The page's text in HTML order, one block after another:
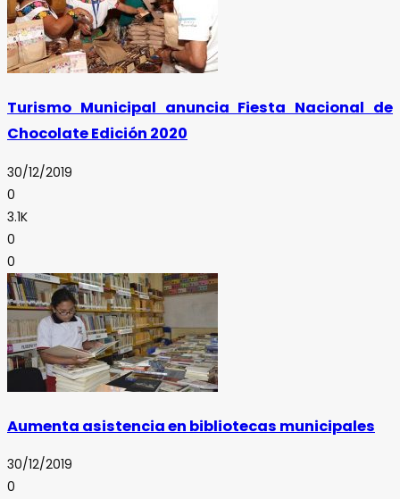
Turismo Municipal anuncia Fiesta Nacional de
Chocolate Edición 2020
30/12/2019
0
3.1K
0
0
Aumenta asistencia en bibliotecas municipales
30/12/2019
0